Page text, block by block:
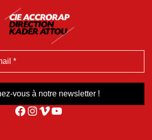
Facebook
Instagram
Vimeo
YouTube